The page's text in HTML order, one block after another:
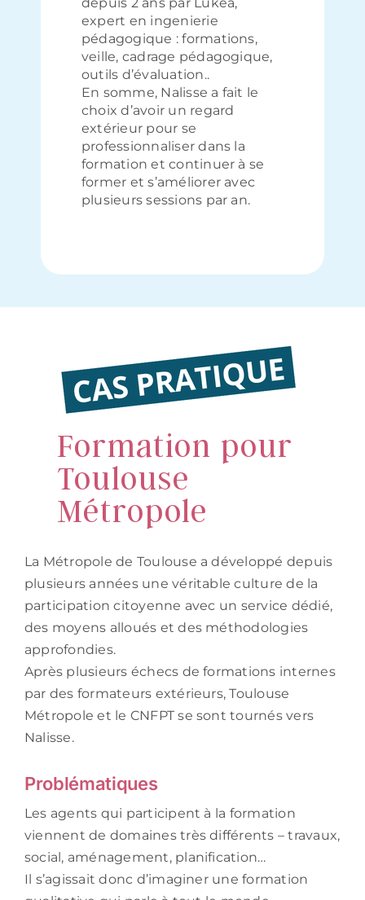
expert en ingenierie
pédagogique : formations,
veille, cadrage pédagogique,
outils d’évaluation..
En somme, Nalisse a fait le
choix d’avoir un regard
extérieur pour se
professionnaliser dans la
formation et continuer à se
former et s’améliorer avec
plusieurs sessions par an.
Formation pour
Toulouse
Métropole
La Métropole de Toulouse a développé depuis
plusieurs années une véritable culture de la
participation citoyenne avec un service dédié,
des moyens alloués et des méthodologies
approfondies.
Après plusieurs échecs de formations internes
par des formateurs extérieurs, Toulouse
Métropole et le CNFPT se sont tournés vers
Nalisse.
Problématiques
Les agents qui participent à la formation
viennent de domaines très différents – travaux,
social, aménagement, planification…
Il s’agissait donc d’imaginer une formation